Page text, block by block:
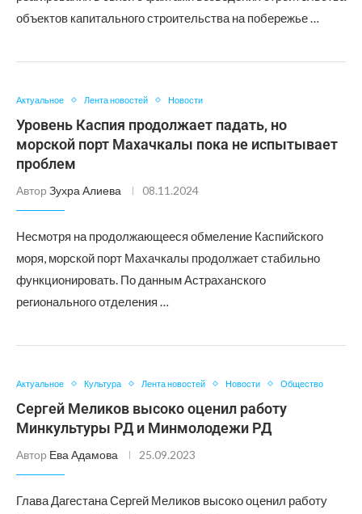
объектов капитального строительства на побережье …
Актуальное Лента новостей Новости
Уровень Каспия продолжает падать, но
морской порт Махачкалы пока не испытывает
проблем
Автор Зухра Алиева 08.11.2024
Несмотря на продолжающееся обмеление Каспийского
моря, морской порт Махачкалы продолжает стабильно
функционировать. По данным Астраханского
регионального отделения …
Актуальное Культура Лента новостей Новости Общество
Сергей Меликов высоко оценил работу
Минкультуры РД и Минмолодежи РД
Автор Ева Адамова 25.09.2023
Глава Дагестана Сергей Меликов высоко оценил работу